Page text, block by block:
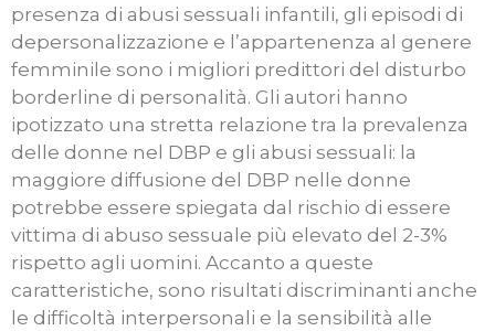
presenza di abusi sessuali infantili, gli episodi di
depersonalizzazione e l’appartenenza al genere
femminile sono i migliori predittori del disturbo
borderline di personalità. Gli autori hanno
ipotizzato una stretta relazione tra la prevalenza
delle donne nel DBP e gli abusi sessuali: la
maggiore diffusione del DBP nelle donne
potrebbe essere spiegata dal rischio di essere
vittima di abuso sessuale più elevato del 2-3%
rispetto agli uomini. Accanto a queste
caratteristiche, sono risultati discriminanti anche
le difficoltà interpersonali e la sensibilità alle